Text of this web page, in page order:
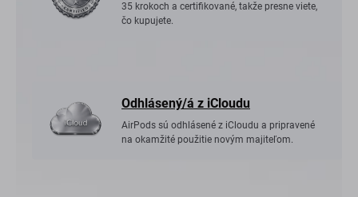
35 krokoch a certifikované, takže presne viete,
čo kupujete.
Odhlásený/á z iCloudu
AirPods sú odhlásené z iCloudu a pripravené
na okamžité použitie novým majiteľom.